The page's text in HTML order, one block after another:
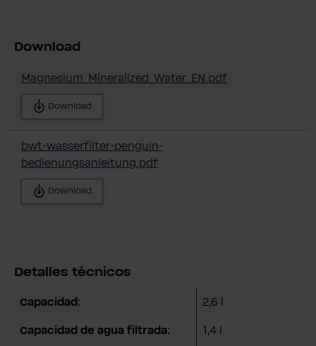
Download
Magnesium_Mineralized_Water_EN.pdf
Download
bwt-wasserfilter-penguin-
bedienungsanleitung.pdf
Download
Detalles técnicos
Capacidad: 2,6 l
Capacidad de agua filtrada: 1,4 l